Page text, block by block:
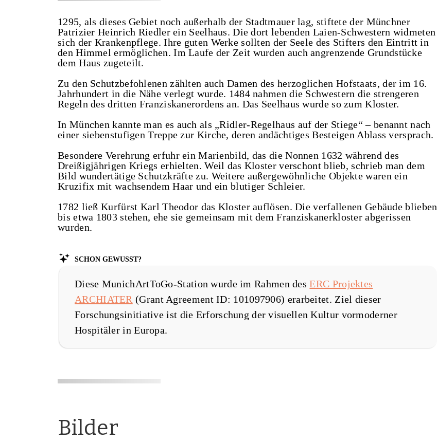
1295, als dieses Gebiet noch außerhalb der Stadtmauer lag, stiftete der Münchner
Patrizier Heinrich Riedler ein Seelhaus. Die dort lebenden Laien-Schwestern widmeten
sich der Krankenpflege. Ihre guten Werke sollten der Seele des Stifters den Eintritt in
den Himmel ermöglichen. Im Laufe der Zeit wurden auch angrenzende Grundstücke
dem Haus zugeteilt.
Zu den Schutzbefohlenen zählten auch Damen des herzoglichen Hofstaats, der im 16.
Jahrhundert in die Nähe verlegt wurde. 1484 nahmen die Schwestern die strengeren
Regeln des dritten Franziskanerordens an. Das Seelhaus wurde so zum Kloster.
In München kannte man es auch als „Ridler-Regelhaus auf der Stiege“ – benannt nach
einer siebenstufigen Treppe zur Kirche, deren andächtiges Besteigen Ablass versprach.
Besondere Verehrung erfuhr ein Marienbild, das die Nonnen 1632 während des
Dreißigjährigen Kriegs erhielten. Weil das Kloster verschont blieb, schrieb man dem
Bild wundertätige Schutzkräfte zu. Weitere außergewöhnliche Objekte waren ein
Kruzifix mit wachsendem Haar und ein blutiger Schleier.
1782 ließ Kurfürst Karl Theodor das Kloster auflösen. Die verfallenen Gebäude blieben
bis etwa 1803 stehen, ehe sie gemeinsam mit dem Franziskanerkloster abgerissen
wurden.
Schon gewusst?
Diese MunichArtToGo-Station wurde im Rahmen desERC Projektes
ARCHIATER (Grant Agreement ID: 101097906) erarbeitet. Ziel dieser
Forschungsinitiative ist die Erforschung der visuellen Kultur vormoderner
Hospitäler in Europa.
Bilder